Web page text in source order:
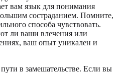
вам язык для понимания
состраданием. Помните,
способа чувствовать.
ли ваши влечения или
ваш опыт уникален и
в замешательстве. Если вы